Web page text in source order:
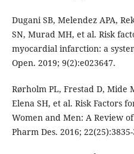
Dugani SB, Melendez APA,
SN, Murad MH, et al. Risk
myocardial infarction: a
Open. 2019; 9(2):e023647.
Rørholm PL, Frestad D, Mide
Elena SH, et al. Risk Factors
Women and Men: A Review
Pharm Des. 2016;